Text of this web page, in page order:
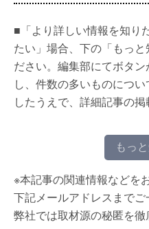
■「より詳しい情報を知り
たい」場合、下の「もっ
ださい。編集部にてボタ
し、件数の多いものにつ
したうえで、詳細記事の掲
もっ
※本記事の関連情報などを
下記メールアドレスまでご
弊社では取材源の秘匿を徹